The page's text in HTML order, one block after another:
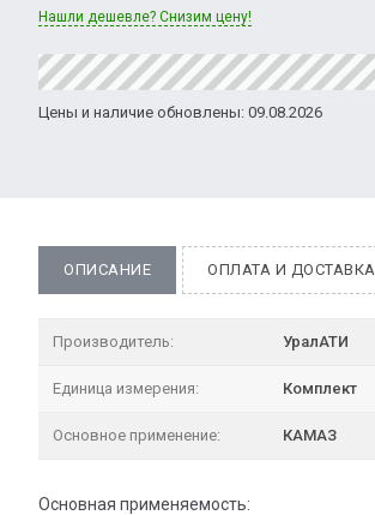
Нашли дешевле? Снизим цену!
Цены и наличие обновлены: 09.08.2026
ОПИСАНИЕ ОПЛАТА И ДОСТАВКА
Производитель: УралАТИ
Единица измерения: Комплект
Основное применение: КАМАЗ
Основная применяемость: